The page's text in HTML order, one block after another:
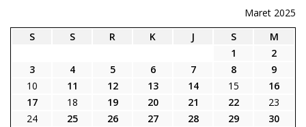
Maret 2025
S
S R K J S
M
1
2
3
4 5 6 7 8
9
10
11 12 13 14 15
16
17
18 19 20 21 22
23
24
25 26 27 28 29
30